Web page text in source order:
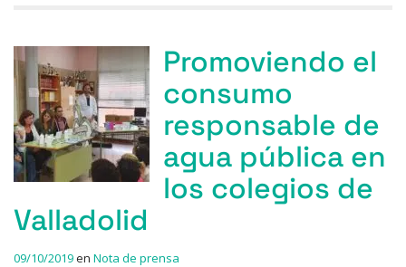
Promoviendo el
consumo
responsable de
agua pública en
los colegios de
Valladolid
09/10/2019en Nota de prensa